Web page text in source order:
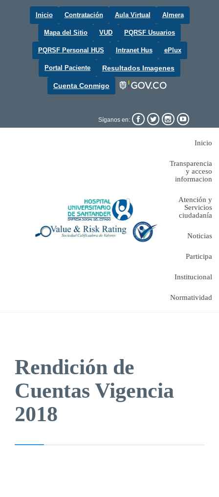
Inicio Contratación Aula Virtual Almera
Mapa del Sitio VUD PQRSF Usuarios
PQRSF Personal HUS Intranet Hus ePlux
Portal Paciente Resultados Imagenes
Cuenta Conmigo
Síganos en:    
Inicio
Transparencia
y acceso
informacion
Atención y
Servicios
ciudadanía
Noticias
Participa
Institucional
Normatividad
Rendición de
Cuentas Vigencia
2018